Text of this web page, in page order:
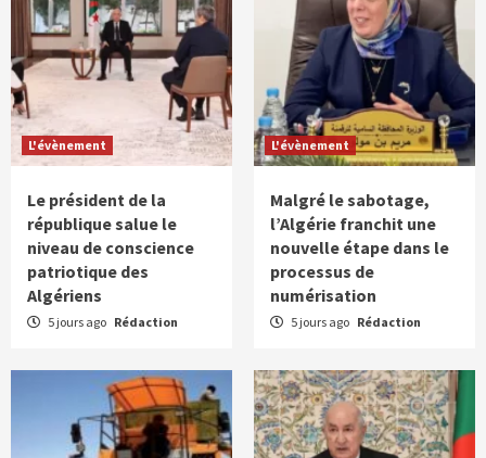
L'évènement
Le président de la
république salue le
niveau de conscience
patriotique des
Algériens
5 jours ago Rédaction
L'évènement
Malgré le sabotage,
l’Algérie franchit une
nouvelle étape dans le
processus de
numérisation
5 jours ago Rédaction